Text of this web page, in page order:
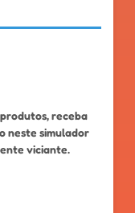
receba
neste simulador
viciante.